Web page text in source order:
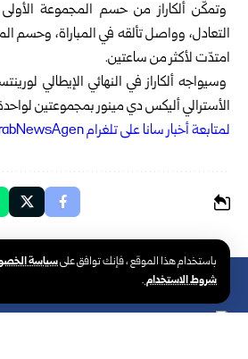
باستخدام هذا الموقع ، فإنك توافق علىسياسة
شروط الاستخدام.
وتمكّن ألكاراز من حسم المجموعة
التعادل، وواصل تألقه في المباراة، وحسم
امتدّت لأكثر من ساعتين.
وسيواجه ألكاراز في النهائي الإيطالي
الأسترالي أليكس دي مينور بمجموعتين
لمتابعة أخبار سانا على تلغرام https://t.me/SyrianArabNewsAgen